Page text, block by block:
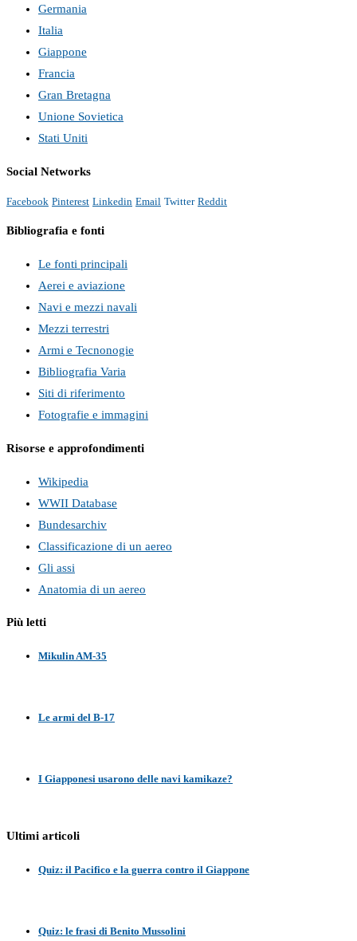
Germania
Italia
Giappone
Francia
Gran Bretagna
Unione Sovietica
Stati Uniti
Social Networks
Facebook Pinterest Linkedin Email Twitter Reddit
Bibliografia e fonti
Le fonti principali
Aerei e aviazione
Navi e mezzi navali
Mezzi terrestri
Armi e Tecnonogie
Bibliografia Varia
Siti di riferimento
Fotografie e immagini
Risorse e approfondimenti
Wikipedia
WWII Database
Bundesarchiv
Classificazione di un aereo
Gli assi
Anatomia di un aereo
Più letti
Mikulin AM-35
Le armi del B-17
I Giapponesi usarono delle navi kamikaze?
Ultimi articoli
Quiz: il Pacifico e la guerra contro il Giappone
Quiz: le frasi di Benito Mussolini